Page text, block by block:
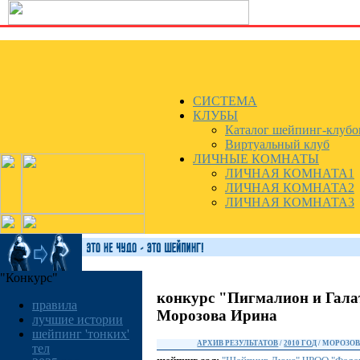
СИСТЕМА
КЛУБЫ
Каталог шейпинг-
Виртуальный клуб
ЛИЧНЫЕ КОМНАТЫ
ЛИЧНАЯ КОМНАТА1
ЛИЧНАЯ КОМНАТА2
ЛИЧНАЯ КОМНАТА3
"Конкурс"
правила
лучшие истории
шейпинг 'тонких'
тел
конкурс "Пигмалион и
Морозова Ирина
АРХИВ РЕЗУЛЬТАТОВ /2010 ГОД /